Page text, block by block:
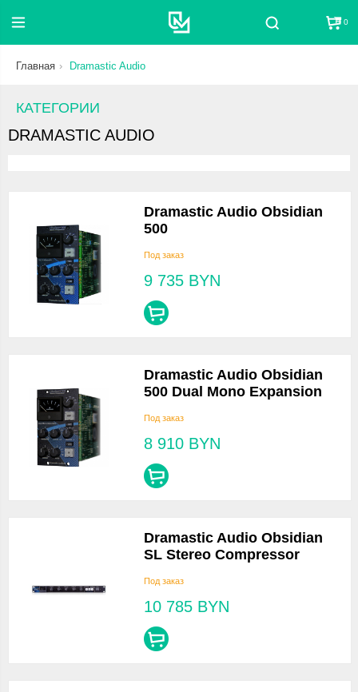
Поиск 0
Главная Dramastic Audio
КАТЕГОРИИ
DRAMASTIC AUDIO
Dramastic Audio Obsidian
500
Под заказ
9 735 BYN
Dramastic Audio Obsidian
500 Dual Mono Expansion
Под заказ
8 910 BYN
Dramastic Audio Obsidian
SL Stereo Compressor
Под заказ
10 785 BYN